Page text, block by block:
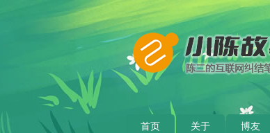
首页 关于 博友